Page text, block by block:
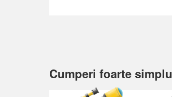
Cumperi foarte simplu